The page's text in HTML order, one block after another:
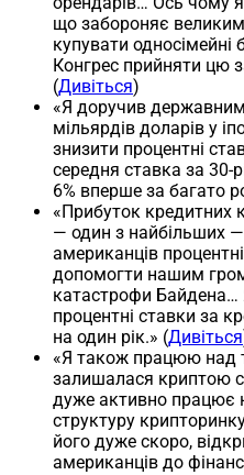
що забороняє великим
купувати
Конгрес прийняти цю
(Дивіться)
«Я доручив
мільярдів доларів у
знизити процентні
середня ставка за 30-
6% вперше за багато
«Прибуток кредитних
— один з найбільших —
американців
допомогти нашим
катастрофи
процентні ставки за
на один рік.» (Дивіться
«Я також працюю над
залишалася криптою
дуже активно працює
структуру
його дуже скоро,
американців до